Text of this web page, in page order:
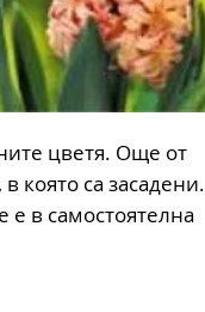
цветя. Още от
която са засадени.
е в самостоятелна